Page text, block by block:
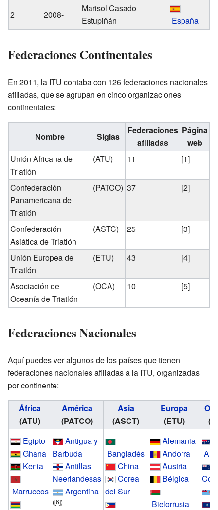
2 2008-
Marisol Casado
Estupiñán
España
Federaciones Continentales
En 2011, la ITU contaba con 126 federaciones nacionales
afiliadas, que se agrupan en cinco organizaciones
continentales:
Nombre Siglas
Federaciones
afiliadas
Página
web
Unión Africana de
Triatlón
(ATU) 11 [1]
Confederación
Panamericana de
Triatlón
(PATCO) 37 [2]
Confederación
Asiática de Triatlón
(ASTC) 25 [3]
Unión Europea de
Triatlón
(ETU) 43 [4]
Asociación de
Oceanía de Triatlón
(OCA) 10 [5]
Federaciones Nacionales
Aquí puedes ver algunos de los países que tienen
federaciones nacionales afiliadas a la ITU, organizadas
por continente:
África
(ATU)
América
(PATCO)
Asia
(ASCT)
Europa
(ETU)
Egipto
Ghana
Kenia
Marruecos
Antigua y
Barbuda
Antillas
Neerlandesas
Argentina
([6])
Bangladés
China
Corea
del Sur
Alemania
Andorra
Austria
Bélgica
Bielorrusia